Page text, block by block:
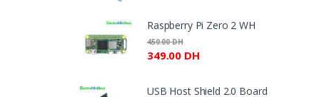
Raspberry Pi Zero 2 WH
349.00 DH
450.00DH
USB Host Shield 2.0 Board